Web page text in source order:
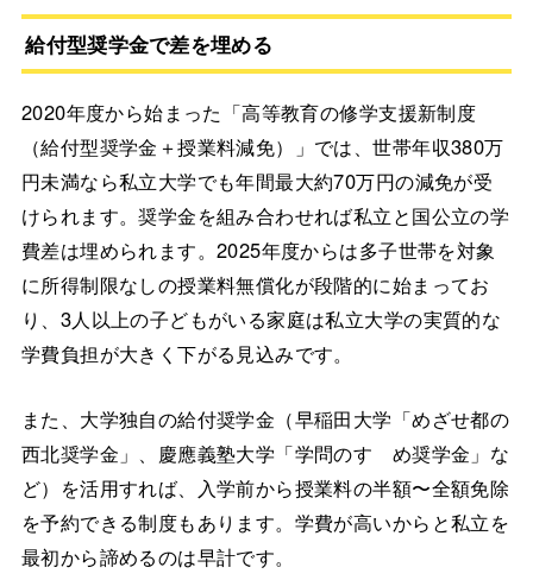
給付型奨学金で差を埋める
2020年度から始まった「高等教育の修学支援新制度
（給付型奨学金＋授業料減免）」では、世帯年収380万
円未満なら私立大学でも年間最大約70万円の減免が受
けられます。奨学金を組み合わせれば私立と国公立の学
費差は埋められます。2025年度からは多子世帯を対象
に所得制限なしの授業料無償化が段階的に始まってお
り、3人以上の子どもがいる家庭は私立大学の実質的な
学費負担が大きく下がる見込みです。
また、大学独自の給付奨学金（早稲田大学「めざせ都の
西北奨学金」、慶應義塾大学「学問のすゝめ奨学金」な
ど）を活用すれば、入学前から授業料の半額〜全額免除
を予約できる制度もあります。学費が高いからと私立を
最初から諦めるのは早計です。